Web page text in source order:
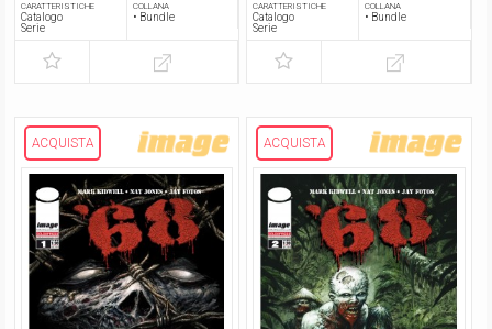
CARATTERISTICHE
Catalogo
Serie
COLLANA
• Bundle
CARATTERISTICHE
Catalogo
Serie
COLLANA
• Bundle
ACQUISTA ACQUISTA